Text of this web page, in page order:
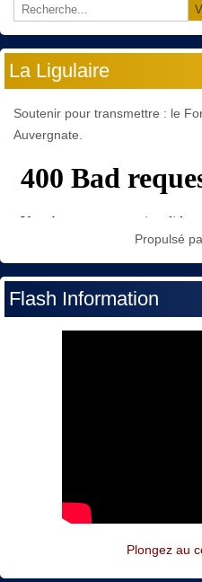
La Ligulaire
Soutenir pour transmettre : le
Auvergnate.
Propulsé
Flash Information
Plongez au